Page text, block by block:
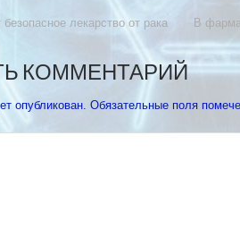
лекарство от рака В
КОММЕНТАРИЙ
опубликован. Обязательные поля